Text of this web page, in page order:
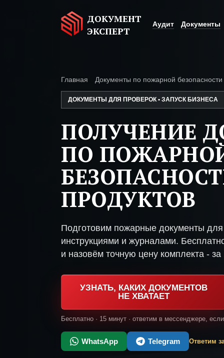
ДОКУМЕНТ
ЭКСПЕРТ
Аудит Документы
Главная Документы по пожарной безопасности
ДОКУМЕНТЫ ДЛЯ ПРОВЕРОК • ЗАПУСК БИЗНЕСА
ПОЛУЧЕНИЕ
ПО
ПРОДУКТОВ
Подготовим пожарные документы для
инструкциями и журналами.
и назовём точную цену комплекта - за
УЗНАТЬ, КАКИХ ДОКУМЕНТОВ
НЕ ХВАТАЕТ
Бесплатно · 15 минут · ответим в мессенджере,
WhatsApp Telegram Ответим